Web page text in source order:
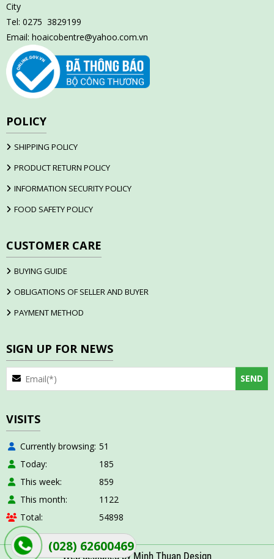
City
Tel: 0275 3829199
Email: hoaicobentre@yahoo.com.vn
POLICY
SHIPPING POLICY
PRODUCT RETURN POLICY
INFORMATION SECURITY POLICY
FOOD SAFETY POLICY
CUSTOMER CARE
BUYING GUIDE
OBLIGATIONS OF SELLER AND BUYER
PAYMENT METHOD
SIGN UP FOR NEWS
VISITS
Currently browsing 51
Today
185
This week
859
This month
1122
Total
54898
Web designed by Minh Thuan Design
(028) 62600469